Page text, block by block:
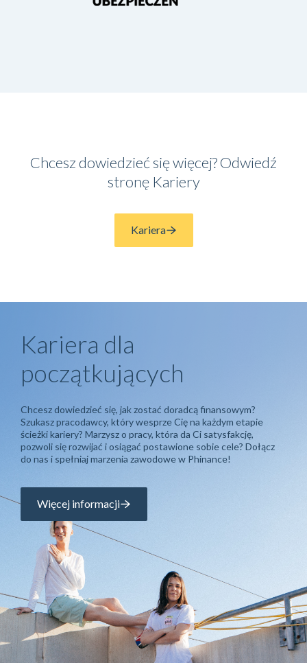
Chcesz dowiedzieć się więcej? Odwiedź
stronę Kariery
Kariera dla
początkujących
Szukasz pracodawcy, który wesprze Cię na każdym etapie
ścieżki kariery? Marzysz o pracy, która da Ci satysfakcję,
do nas i spełniaj marzenia zawodowe w Phinance!
Więcej informacji